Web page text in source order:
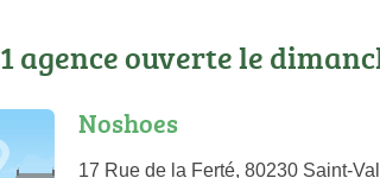
1 agence ouverte le
Noshoes
17 Rue de la Ferté, 80230 Saint-